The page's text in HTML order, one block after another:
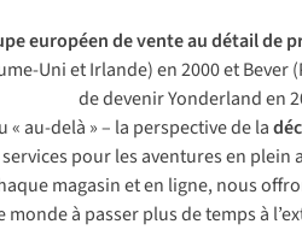
européen de vente au détail de
Uni et Irlande) en 2000 et Bever
de devenir Yonderland en
« au-delà » – la perspective de la
pour les aventures en plein
magasin et en ligne, nous
à passer plus de temps à